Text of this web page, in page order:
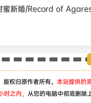
蜜新婚/Record of
权归原作者所有。 本站提供的
之内， 从您的电脑中彻底删除